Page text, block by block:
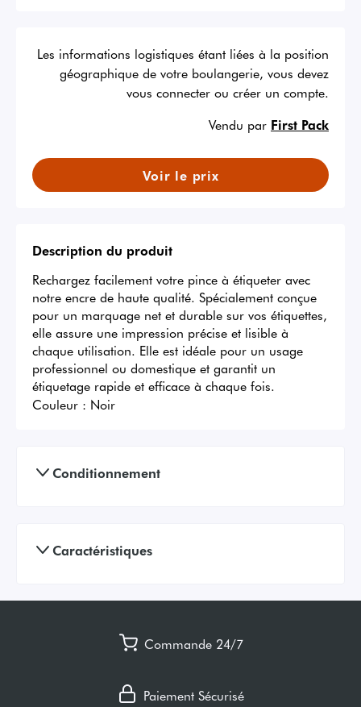
Les informations logistiques étant liées à la position
géographique de votre boulangerie, vous devez
vous connecter ou créer un compte.
Vendu par First Pack
Voir le prix
Description du produit
Rechargez facilement votre pince à étiqueter avec
notre encre de haute qualité. Spécialement conçue
pour un marquage net et durable sur vos étiquettes,
elle assure une impression précise et lisible à
chaque utilisation. Elle est idéale pour un usage
professionnel ou domestique et garantit un
étiquetage rapide et efficace à chaque fois.
Couleur : Noir
Conditionnement
Caractéristiques
Commande 24/7
Paiement Sécurisé